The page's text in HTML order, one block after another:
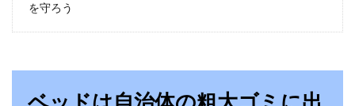
を守ろう